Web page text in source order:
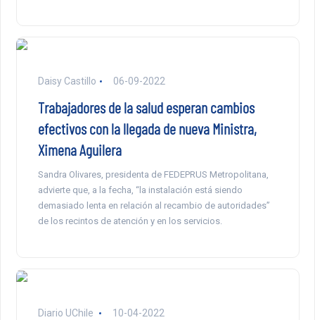
Daisy Castillo 06-09-2022
Trabajadores de la salud esperan cambios
efectivos con la llegada de nueva Ministra,
Ximena Aguilera
Sandra Olivares, presidenta de FEDEPRUS Metropolitana,
advierte que, a la fecha, “la instalación está siendo
demasiado lenta en relación al recambio de autoridades”
de los recintos de atención y en los servicios.
Diario UChile 10-04-2022